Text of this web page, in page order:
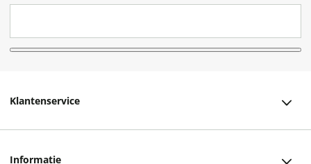
Klantenservice
Informatie